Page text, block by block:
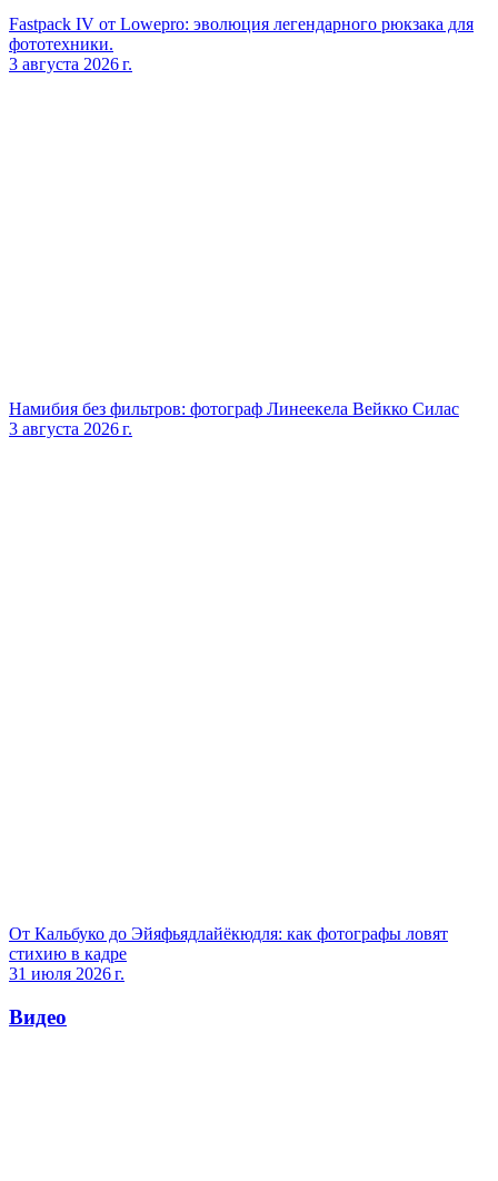
Fastpack IV от Lowepro: эволюция легендарного рюкзака для
фототехники.
3 августа 2026 г.
Намибия без фильтров: фотограф Линеекела Вейкко Силас
3 августа 2026 г.
От Кальбуко до Эйяфьядлайёкюдля: как фотографы ловят
стихию в кадре
31 июля 2026 г.
Видео